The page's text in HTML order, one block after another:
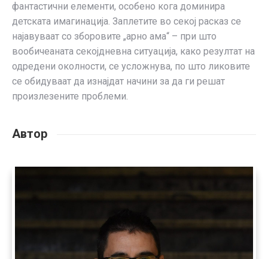
фантастични елементи, особено кога доминира
детската имагинација. Заплетите во секој расказ се
најавуваат со зборовите „арно ама“ – при што
вообичеаната секојдневна ситуација, како резултат на
одредени околности, се усложнува, по што ликовите
се обидуваат да изнајдат начини за да ги решат
произлезените проблеми.
Автор